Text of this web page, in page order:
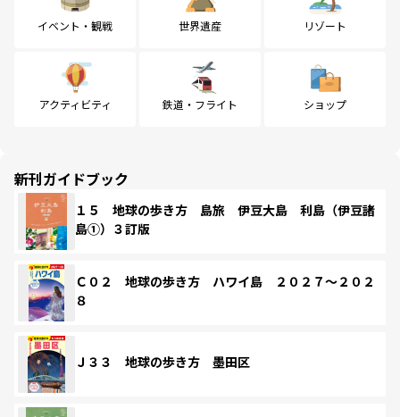
イベント・観戦 世界遺産 リゾート
アクティビティ 鉄道・フライト ショップ
新刊ガイドブック
１５ 地球の歩き方 島旅 伊豆大島 利島（伊豆諸
島①）３訂版
Ｃ０２ 地球の歩き方 ハワイ島 ２０２７～２０２
８
Ｊ３３ 地球の歩き方 墨田区